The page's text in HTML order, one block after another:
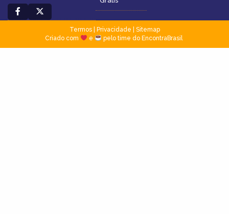
Termos| Privacidade
Sitemap
Criado com
e pelo time do EncontraBrasil